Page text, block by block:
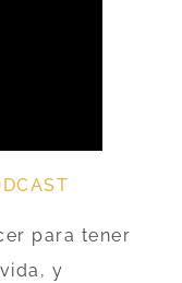
para tener
y